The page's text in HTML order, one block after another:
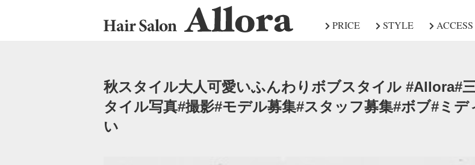
PRICE STYLE ACCESS
秋スタイル︎大人可愛いふんわりボブスタイル️ #Allora#
タイル写真#撮影#モデル募集#スタッフ募集#ボブ#ミ
い